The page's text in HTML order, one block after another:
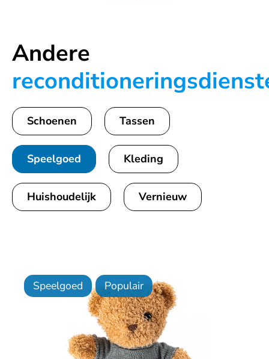
Andere
Schoenen Tassen
Speelgoed Kleding
Huishoudelijk Vernieuw
Speelgoed Populair